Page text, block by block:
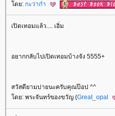
ดย: กะว่าก๋า
เปิดเทอมแล้ว.... เอิ่ม
อยากกลับไปเปิดเทอมบ้างจัง 5555+
สวัสดียามบ่ายนะครับคุณป๊อป ^^
ดย: พระจันทร์ของขวัญ (Great_opal